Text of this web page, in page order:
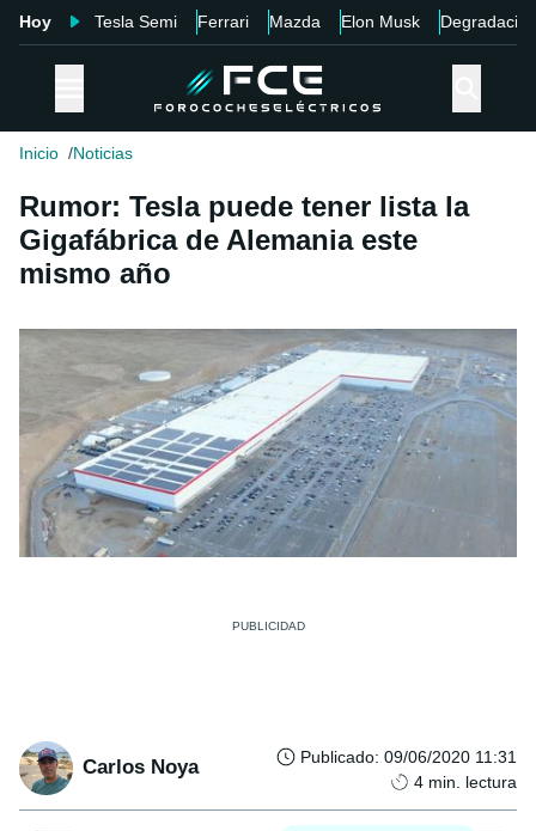
Hoy Tesla Semi Ferrari Mazda Elon Musk Degradación
Inicio Noticias
Rumor: Tesla puede tener lista la
Gigafábrica de Alemania este
mismo año
Carlos Noya Publicado: 09/06/2020 11:31
4 min. lectura